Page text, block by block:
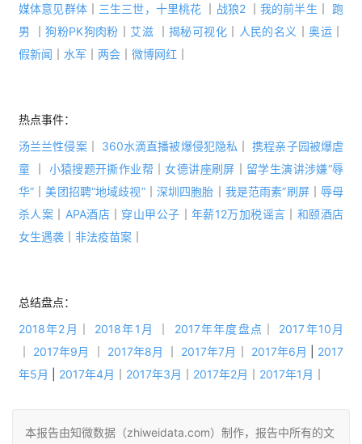
媒体意见群体｜ 三生三世，十里桃花 战狼2 ｜我的前半生
跑
男 ｜狗粉PK狗肉粉 艾滋 ｜揭秘可视化 人民的名义 ｜奥运
假新闻
水军 两会 微博网红
热点事件：
汤兰兰性侵案｜ 360水滴直播被爆侵犯隐私 ｜ 携程亲子园被爆虐
童
小猿搜题开撕作业帮 ｜女德讲座刷屏
留学生演讲涉嫌“辱
华” ｜美团招聘“地域歧视”｜ 深圳四胞胎 我是范雨素”刷屏｜ 辱母
杀人案
APA酒店 穿山甲公子 年薪12万加税谣言
和颐酒店
女生遇袭
非法疫苗案
总结盘点：
2018年2月
2018年1月 2017年年度盘点
2017年10月
2017年9月 2017年8月 2017年7月 2017年6月
2017
年5月
2017年4月 2017年3月 2017年2月 2017年1月
本报告由知微数据（zhiweidata.com）制作，报告中所有的文